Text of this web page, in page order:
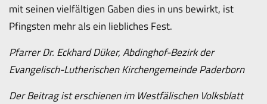
mit seinen vielfältigen Gaben dies in uns bewirkt, ist
Pfingsten mehr als ein liebliches Fest.
Pfarrer Dr. Eckhard Düker, Abdinghof-Bezirk der
Evangelisch-Lutherischen Kirchengemeinde Paderborn
Der Beitrag ist erschienen im Westfälischen Volksblatt